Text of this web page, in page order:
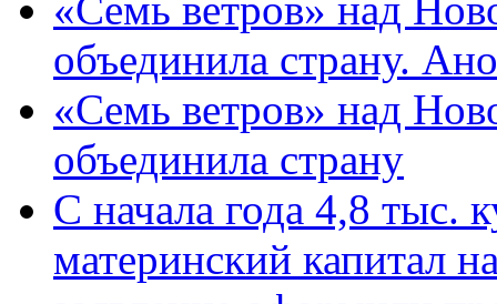
объединила страну.
«Семь ветров» над
объединила страну
С начала года 4,8 тыс.
материнский капитал